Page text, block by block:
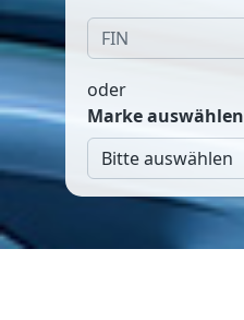
oder
Marke auswählen